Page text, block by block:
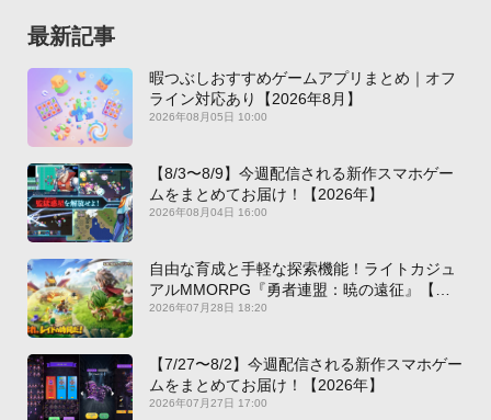
最新記事
暇つぶしおすすめゲームアプリまとめ｜オフ
ライン対応あり【2026年8月】
2026年08月05日 10:00
【8/3〜8/9】今週配信される新作スマホゲー
ムをまとめてお届け！【2026年】
2026年08月04日 16:00
自由な育成と手軽な探索機能！ライトカジュ
アルMMORPG『勇者連盟：暁の遠征』【最
新作PICKUP】
2026年07月28日 18:20
【7/27〜8/2】今週配信される新作スマホゲー
ムをまとめてお届け！【2026年】
2026年07月27日 17:00